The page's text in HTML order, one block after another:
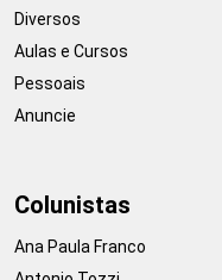
Diversos
Aulas e Cursos
Pessoais
Anuncie
Colunistas
Ana Paula Franco